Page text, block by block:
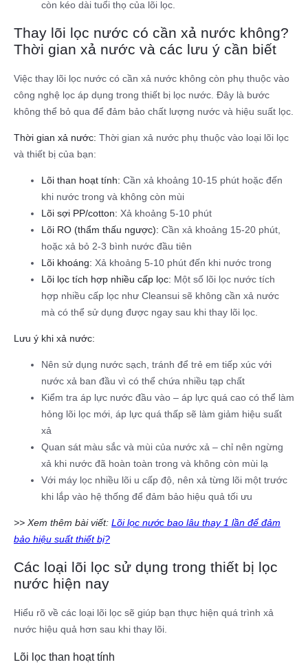
còn kéo dài tuổi thọ của lõi lọc.
Thay lõi lọc nước có cần xả nước không?
Thời gian xả nước và các lưu ý cần biết
Việc thay lõi lọc nước có cần xả nước không còn phụ thuộc vào
công nghệ lọc áp dụng trong thiết bị lọc nước. Đây là bước
không thể bỏ qua để đảm bảo chất lượng nước và hiệu suất lọc.
Thời gian xả nước: Thời gian xả nước phụ thuộc vào loại lõi lọc
và thiết bị của bạn:
Lõi than hoạt tính: Cần xả khoảng 10-15 phút hoặc đến
khi nước trong và không còn mùi
Lõi sợi PP/cotton: Xả khoảng 5-10 phút
Lõi RO (thẩm thấu ngược): Cần xả khoảng 15-20 phút,
hoặc xả bỏ 2-3 bình nước đầu tiên
Lõi khoáng: Xả khoảng 5-10 phút đến khi nước trong
Lõi lọc tích hợp nhiều cấp lọc: Một số lõi lọc nước tích
hợp nhiều cấp lọc như Cleansui sẽ không cần xả nước
mà có thể sử dụng được ngay sau khi thay lõi lọc.
Lưu ý khi xả nước:
Nên sử dụng nước sạch, tránh để trẻ em tiếp xúc với
nước xả ban đầu vì có thể chứa nhiều tạp chất
Kiểm tra áp lực nước đầu vào – áp lực quá cao có thể làm
hỏng lõi lọc mới, áp lực quá thấp sẽ làm giảm hiệu suất
xả
Quan sát màu sắc và mùi của nước xả – chỉ nên ngừng
xả khi nước đã hoàn toàn trong và không còn mùi lạ
Với máy lọc nhiều lõi u cấp độ, nên xả từng lõi một trước
khi lắp vào hệ thống để đảm bảo hiệu quả tối ưu
>> Xem thêm bài viết: Lõi lọc nước bao lâu thay 1 lần để đảm
bảo hiệu suất thiết bị?
Các loại lõi lọc sử dụng trong thiết bị lọc
nước hiện nay
Hiểu rõ về các loại lõi lọc sẽ giúp bạn thực hiện quá trình xả
nước hiệu quả hơn sau khi thay lõi.
Lõi lọc than hoạt tính